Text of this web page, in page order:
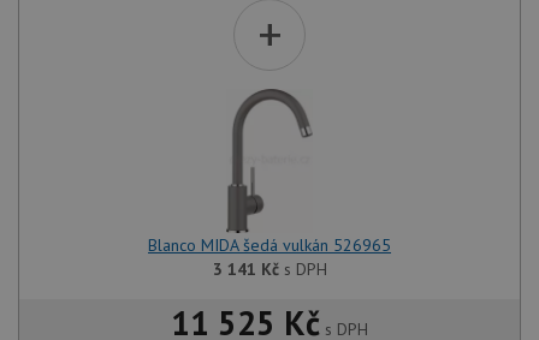
+
Blanco MIDA šedá vulkán 526965
3 141 Kčs DPH
11 525 Kč s DPH